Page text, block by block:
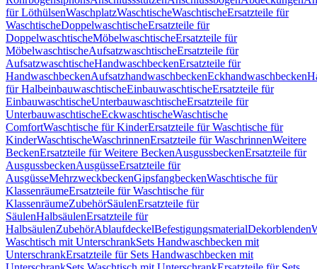
für LöthülsenWaschplatzWaschtischeWaschtischeErsatzteile für
WaschtischeDoppelwaschtischeErsatzteile für
DoppelwaschtischeMöbelwaschtischeErsatzteile für
MöbelwaschtischeAufsatzwaschtischeErsatzteile für
AufsatzwaschtischeHandwaschbeckenErsatzteile für
HandwaschbeckenAufsatzhandwaschbeckenEckhandwaschbecken
für HalbeinbauwaschtischeEinbauwaschtischeErsatzteile für
EinbauwaschtischeUnterbauwaschtischeErsatzteile für
UnterbauwaschtischeEckwaschtischeWaschtische
ComfortWaschtische für KinderErsatzteile für Waschtische für
KinderWaschtischeWaschrinnenErsatzteile für WaschrinnenWeitere
BeckenErsatzteile für Weitere BeckenAusgussbeckenErsatzteile für
AusgussbeckenAusgüsseErsatzteile für
AusgüsseMehrzweckbeckenGipsfangbeckenWaschtische für
KlassenräumeErsatzteile für Waschtische für
KlassenräumeZubehörSäulenErsatzteile für
SäulenHalbsäulenErsatzteile für
HalbsäulenZubehörAblaufdeckelBefestigungsmaterialDekorblenden
Waschtisch mit UnterschrankSets Handwaschbecken mit
UnterschrankErsatzteile für Sets Handwaschbecken mit